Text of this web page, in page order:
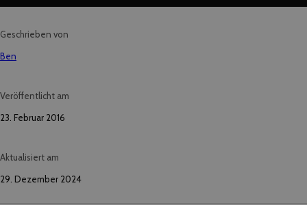
Geschrieben von
Ben
Veröffentlicht am
23. Februar 2016
Aktualisiert am
29. Dezember 2024